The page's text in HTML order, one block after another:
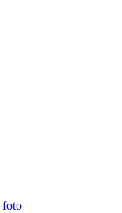
foto